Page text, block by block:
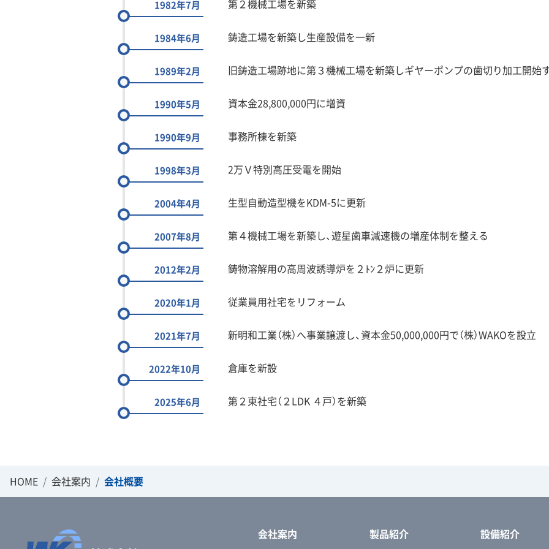
1982年7月 第２機械工場を新築
1984年6月 鋳造工場を新築し生産設備を一新
1989年2月 旧鋳造工場跡地に第３機械工場を新築しギヤーポンプの歯切り加工開始
1990年5月 資本金28,800,000円に増資
1990年9月 事務所棟を新築
1998年3月 2万Ｖ特別高圧受電を開始
2004年4月 生型自動造型機をKDM-5に更新
2007年8月 第４機械工場を新築し、遊星歯車減速機の増産体制を整える
2012年2月 鋳物溶解用の高周波誘導炉を２ﾄﾝ２炉に更新
2020年1月 従業員用社宅をリフォーム
2021年7月 新明和工業（株）へ事業譲渡し、資本金50,000,000円で（株）WAKOを設立
2022年10月 倉庫を新設
2025年6月 第２東社宅（２LDK ４戸）を新築
HOME 会社案内 会社概要
会社案内 製品紹介 設備紹介